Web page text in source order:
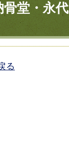
骨堂・永代
る